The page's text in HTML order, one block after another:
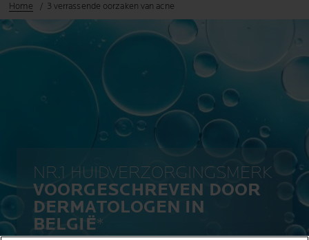
Home 3 verrassende oorzaken van acne
NR.1 HUIDVERZORGINGSMERK
VOORGESCHREVEN DOOR
DERMATOLOGEN IN
BELGIË*